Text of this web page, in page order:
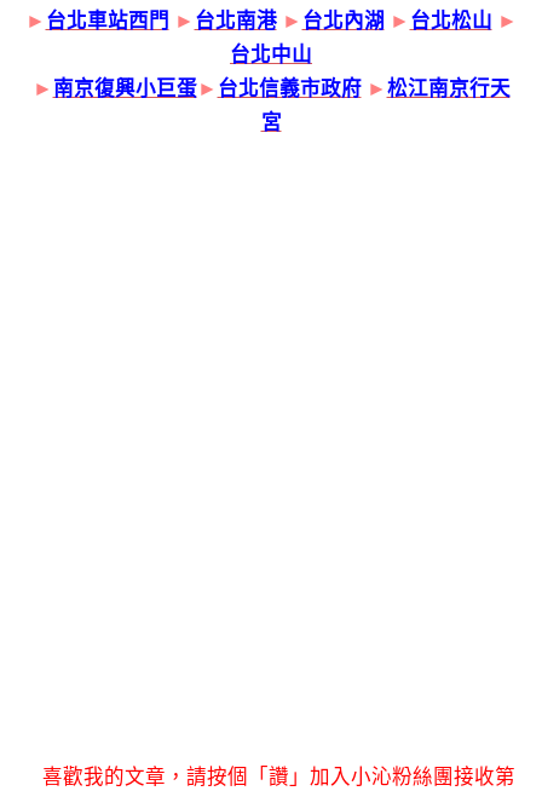
► 台北車站西門 ► 台北南港 ► 台北內湖 ► 台北松山 ►
台北中山
► 南京復興小巨蛋► 台北信義市政府► 松江南京行天
宮
喜歡我的文章，請按個「讚」加入小沁粉絲團接收第